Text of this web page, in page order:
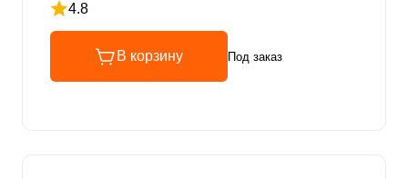
4.8
Рейтинг 4.8 из 5
В корзину Под заказ